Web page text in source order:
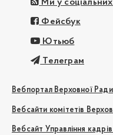
Ми у
Фейсбук
Ютьюб
Телеграм
Вебпортал Верховної
Вебсайти комітетів
Вебсайт Управління